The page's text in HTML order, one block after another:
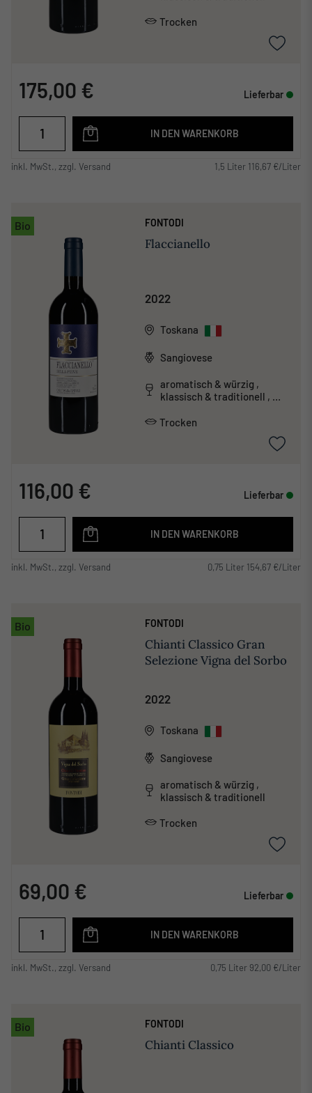
Trocken
175,00 € Lieferbar
IN DEN WARENKORB
inkl. MwSt., zzgl. Versand 1,5 Liter 116,67 €/Liter
Bio FONTODI
Flaccianello
2022
Toskana
Sangiovese
aromatisch & würzig ,
klassisch & traditionell ,
schwer
Trocken
116,00 € Lieferbar
IN DEN WARENKORB
inkl. MwSt., zzgl. Versand 0,75 Liter 154,67 €/Liter
Bio FONTODI
Chianti Classico Gran
Selezione Vigna del Sorbo
2022
Toskana
Sangiovese
aromatisch & würzig ,
klassisch & traditionell
Trocken
69,00 € Lieferbar
IN DEN WARENKORB
inkl. MwSt., zzgl. Versand 0,75 Liter 92,00 €/Liter
Bio FONTODI
Chianti Classico